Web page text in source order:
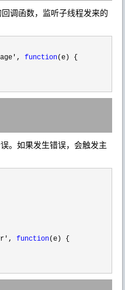
调函数，监听子线程发来的
function(e) {
。如果发生错误，会触发主
function(e) {